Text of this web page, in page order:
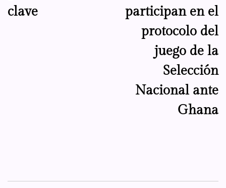
clave
participan en el
protocolo del
juego de la
Selección
Nacional ante
Ghana